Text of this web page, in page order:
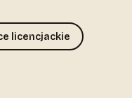
licencjackie